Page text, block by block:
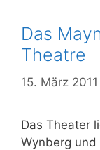
Das
Theatre
15. März 2011
Das Theater
Wynberg